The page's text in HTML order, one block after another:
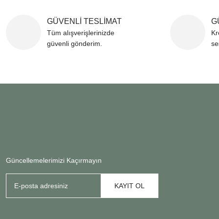
GÜVENLİ TESLİMAT
Tüm alışverişlerinizde
güvenli gönderim.
Güncellemelerimizi Kaçırmayın
KAYIT OL